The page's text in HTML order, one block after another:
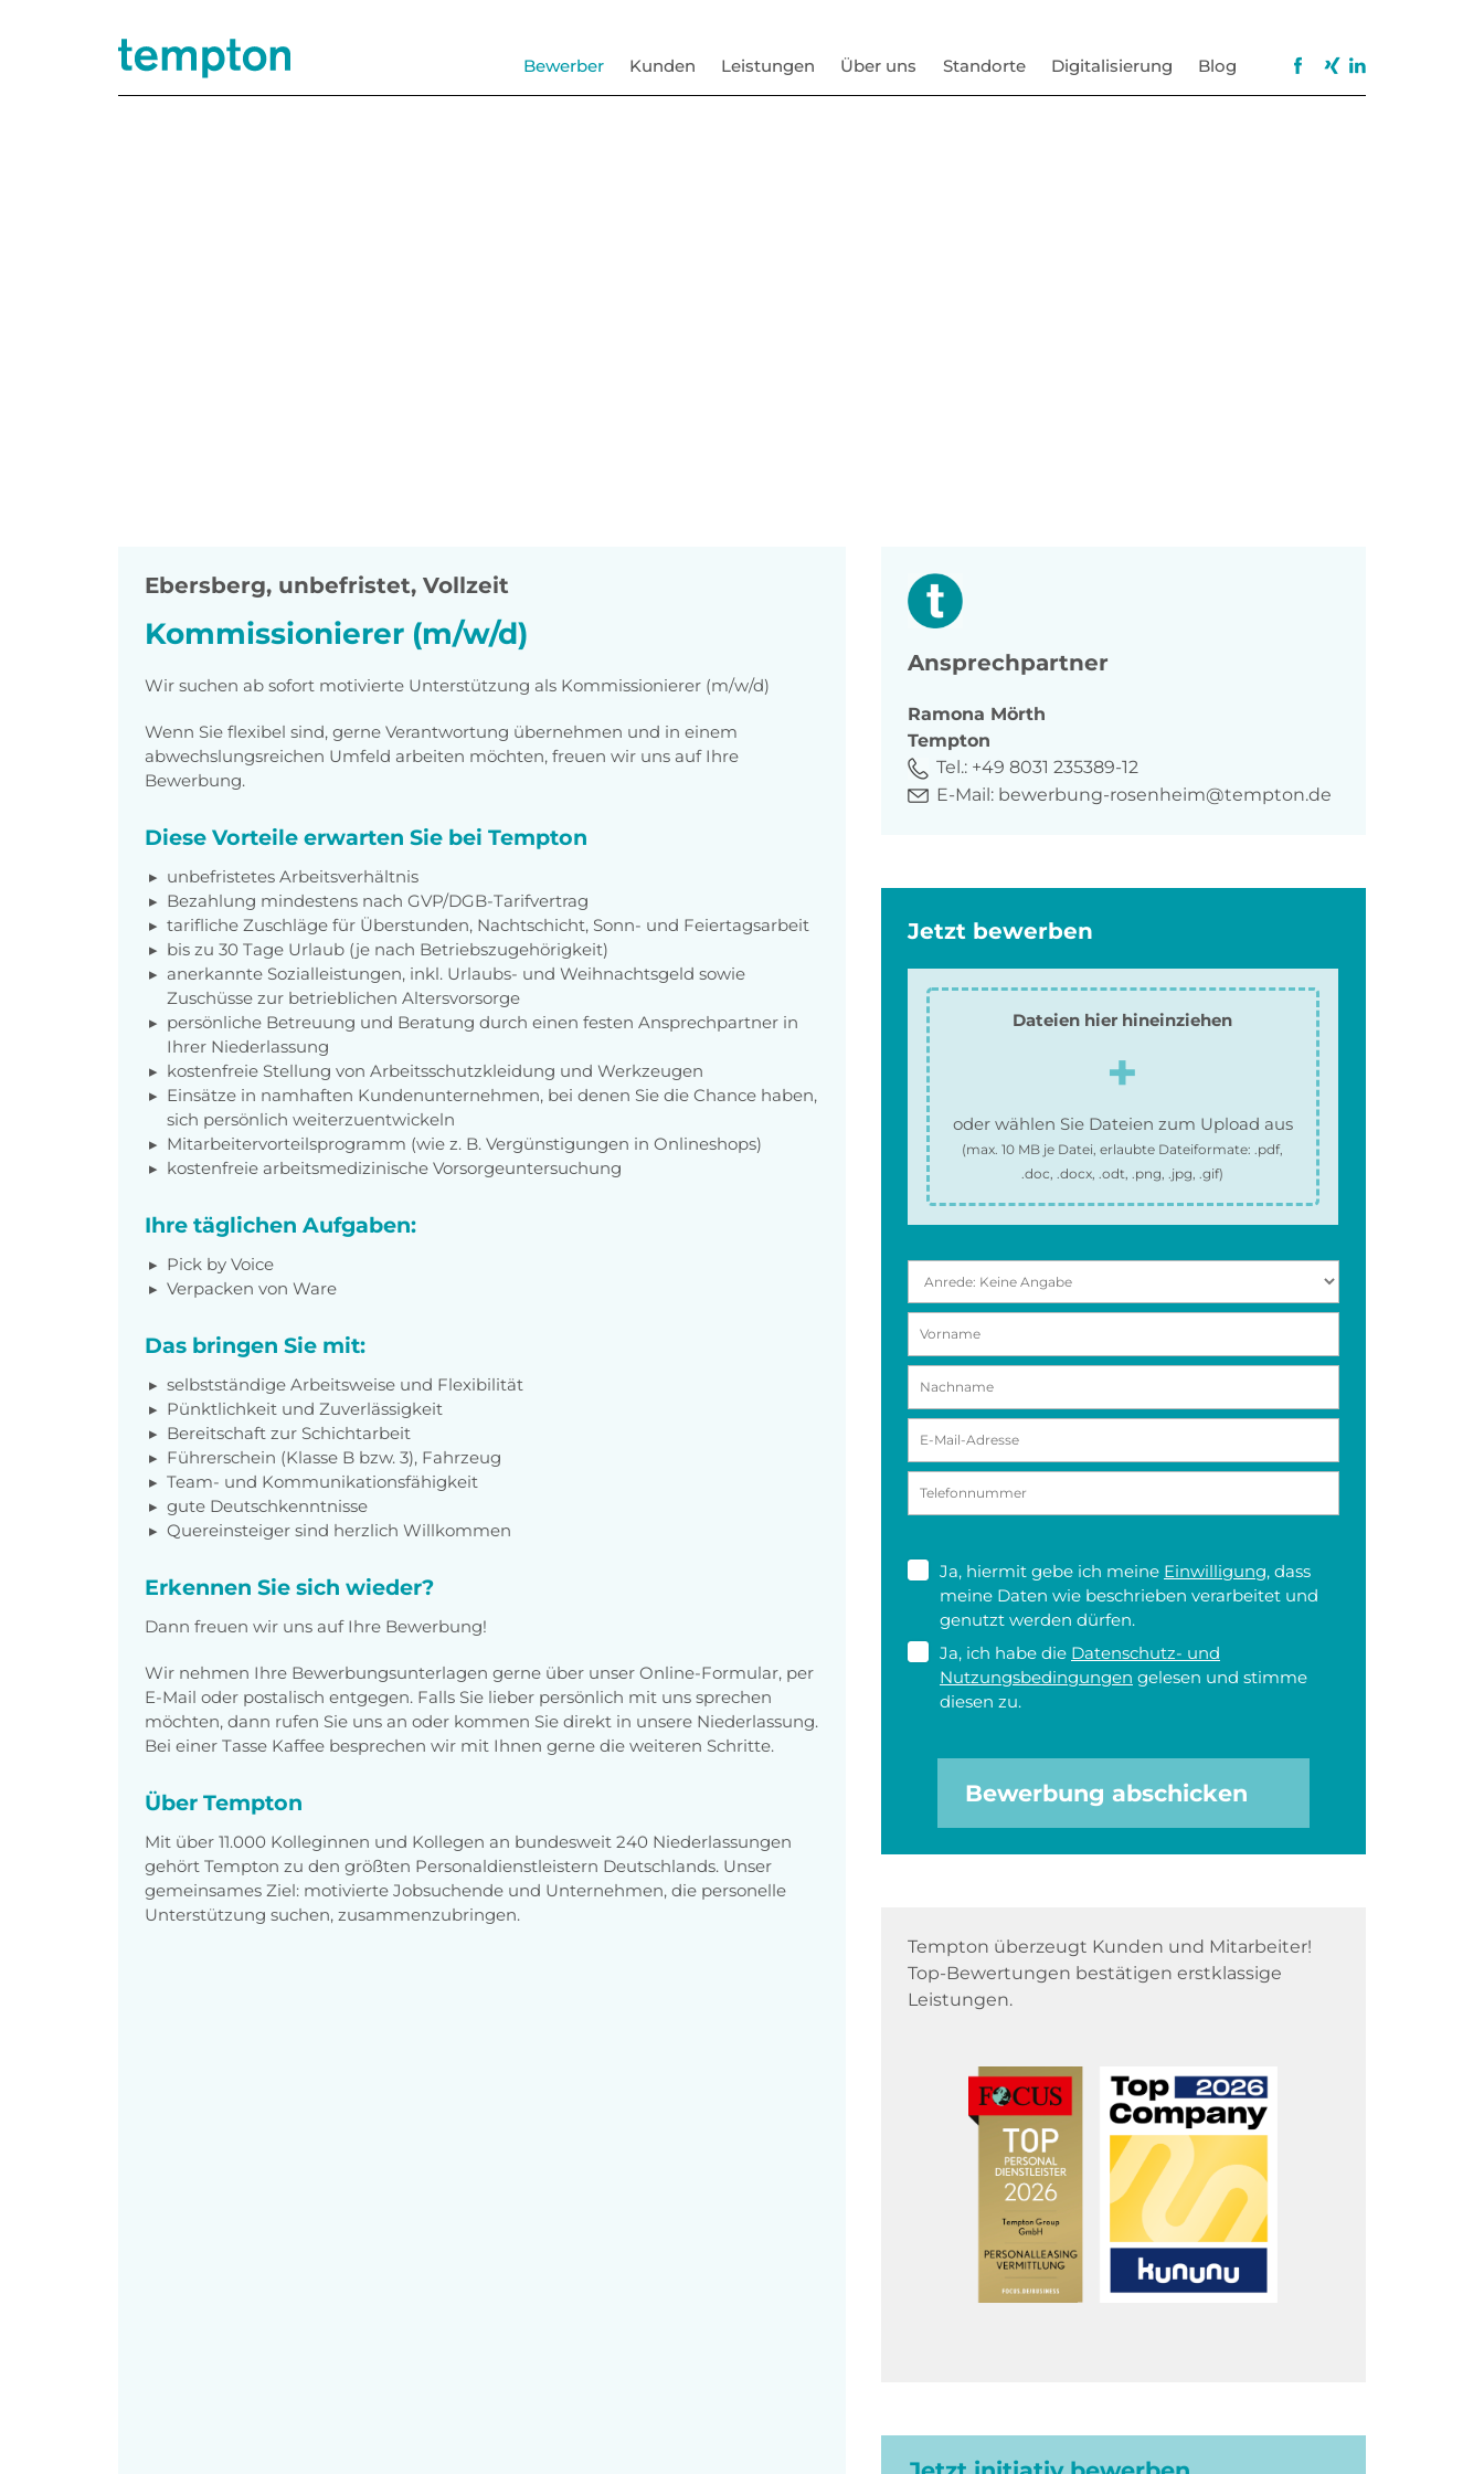
Bewerber Kunden Leistungen Über uns Standorte Digitalisierung Blog
Ebersberg, unbefristet, Vollzeit
Kommissionierer (m/w/d)
Wir suchen ab sofort motivierte Unterstützung als Kommissionierer (m/w/d)
Wenn Sie flexibel sind, gerne Verantwortung übernehmen und in einem
abwechslungsreichen Umfeld arbeiten möchten, freuen wir uns auf Ihre
Bewerbung.
Diese Vorteile erwarten Sie bei Tempton
unbefristetes Arbeitsverhältnis
Bezahlung mindestens nach GVP/DGB-Tarifvertrag
tarifliche Zuschläge für Überstunden, Nachtschicht, Sonn- und Feiertagsarbeit
bis zu 30 Tage Urlaub (je nach Betriebszugehörigkeit)
anerkannte Sozialleistungen, inkl. Urlaubs- und Weihnachtsgeld sowie
Zuschüsse zur betrieblichen Altersvorsorge
persönliche Betreuung und Beratung durch einen festen Ansprechpartner in
Ihrer Niederlassung
kostenfreie Stellung von Arbeitsschutzkleidung und Werkzeugen
Einsätze in namhaften Kundenunternehmen, bei denen Sie die Chance haben,
sich persönlich weiterzuentwickeln
Mitarbeitervorteilsprogramm (wie z. B. Vergünstigungen in Onlineshops)
kostenfreie arbeitsmedizinische Vorsorgeuntersuchung
Ihre täglichen Aufgaben:
Pick by Voice
Verpacken von Ware
Das bringen Sie mit:
selbstständige Arbeitsweise und Flexibilität
Pünktlichkeit und Zuverlässigkeit
Bereitschaft zur Schichtarbeit
Führerschein (Klasse B bzw. 3), Fahrzeug
Team- und Kommunikationsfähigkeit
gute Deutschkenntnisse
Quereinsteiger sind herzlich Willkommen
Erkennen Sie sich wieder?
Dann freuen wir uns auf Ihre Bewerbung!
Wir nehmen Ihre Bewerbungsunterlagen gerne über unser Online-Formular, per
E-Mail oder postalisch entgegen. Falls Sie lieber persönlich mit uns sprechen
möchten, dann rufen Sie uns an oder kommen Sie direkt in unsere Niederlassung.
Bei einer Tasse Kaffee besprechen wir mit Ihnen gerne die weiteren Schritte.
Über Tempton
Mit über 11.000 Kolleginnen und Kollegen an bundesweit 240 Niederlassungen
gehört Tempton zu den größten Personaldienstleistern Deutschlands. Unser
gemeinsames Ziel: motivierte Jobsuchende und Unternehmen, die personelle
Unterstützung suchen, zusammenzubringen.
Ansprechpartner
Ramona Mörth
Tempton
Tel.: +49 8031 235389-12
E-Mail: bewerbung-rosenheim@tempton.de
Jetzt bewerben
Dateien hier hineinziehen
oder wählen Sie Dateien zum Upload aus
(max.10 MB je Datei, erlaubte Dateiformate:.pdf,
.doc, .docx, .odt, .png, .jpg, .gif)
Ja, hiermit gebe ich meine Einwilligung, dass
meine Daten wie beschrieben verarbeitet und
genutzt werden dürfen.
Ja, ich habe die Datenschutz- und
Nutzungsbedingungen gelesen und stimme
diesen zu.
Bewerbung abschicken
Tempton überzeugt Kunden und Mitarbeiter!
Top-Bewertungen bestätigen erstklassige
Leistungen.